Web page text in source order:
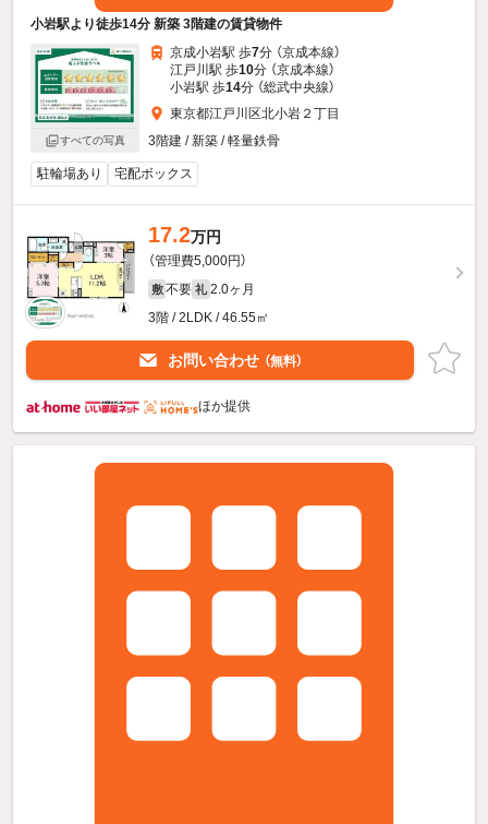
小岩駅より徒歩14分 新築 3階建の賃貸物件
すべての写真
京成小岩駅 歩7分 （京成本線）
江戸川駅 歩10分 （京成本線）
小岩駅 歩14分 （総武中央線）
東京都江戸川区北小岩２丁目
3階建 / 新築 / 軽量鉄骨
駐輪場あり 宅配ボックス
17.2万円
（管理費5,000円）
敷 不要 礼 2.0ヶ月
3階 / 2LDK / 46.55㎡
お問い合わせ （無料）
ほか提供